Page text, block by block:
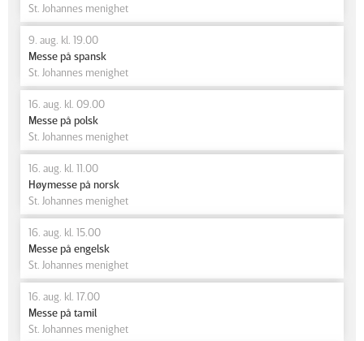
St. Johannes menighet
9. aug. kl. 19.00
Messe på spansk
St. Johannes menighet
16. aug. kl. 09.00
Messe på polsk
St. Johannes menighet
16. aug. kl. 11.00
Høymesse på norsk
St. Johannes menighet
16. aug. kl. 15.00
Messe på engelsk
St. Johannes menighet
16. aug. kl. 17.00
Messe på tamil
St. Johannes menighet